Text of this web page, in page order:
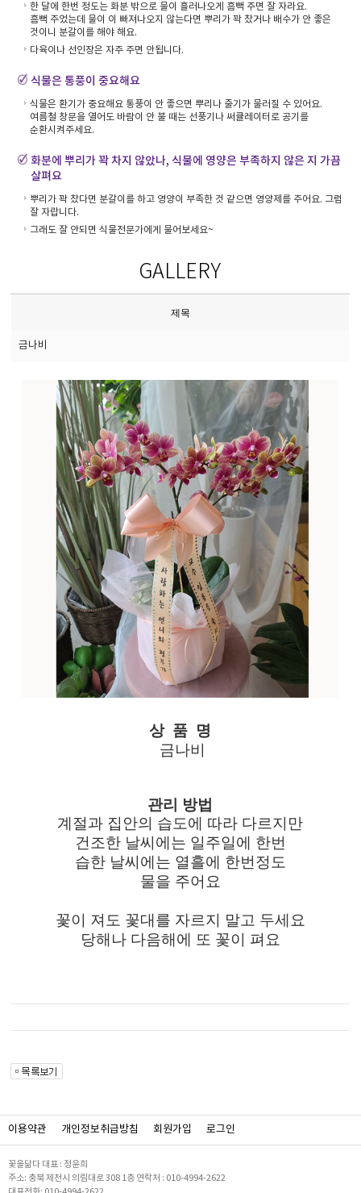
한 달에 한번 정도는 화분 밖으로 물이 흘러나오게 흠뻑 주면 잘 자라요.
흠뻑 주었는데 물이 이 빠져나오지 않는다면 뿌리가 꽉 찼거나 배수가 안 좋은
것이니 분갈이를 해야 해요.
다육이나 선인장은 자주 주면 안됩니다.
식물은 통풍이 중요해요
식물은 환기가 중요해요 통풍이 안 좋으면 뿌리나 줄기가 물러질 수 있어요.
여름철 창문을 열어도 바람이 안 불 때는 선풍기나 써큘레이터로 공기를
순환시켜주세요.
화분에 뿌리가 꽉 차지 않았나, 식물에 영양은 부족하지 않은 지 가끔
살펴요
뿌리가 꽉 찼다면 분갈이를 하고 영양이 부족한 것 같으면 영양제를 주어요. 그럼
잘 자랍니다.
그래도 잘 안되면 식물전문가에게 물어보세요~
GALLERY
제목
금나비
상 품 명
금나비
관리 방법
계절과 집안의 습도에 따라 다르지만
건조한 날씨에는 일주일에 한번
습한 날씨에는 열흘에 한번정도
물을 주어요
꽃이 져도 꽃대를 자르지 말고 두세요
당해나 다음해에 또 꽃이 펴요
이용약관 개인정보취급방침 회원가입 로그인
꽃을닮다 대표 : 정윤희
주소: 충북 제천시 의림대로 308 1층 연락처 : 010-4994-2622